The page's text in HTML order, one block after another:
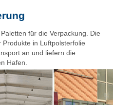
für die Verpackung. Die
Produkte in Luftpolsterfolie
an und liefern die
Hafen.